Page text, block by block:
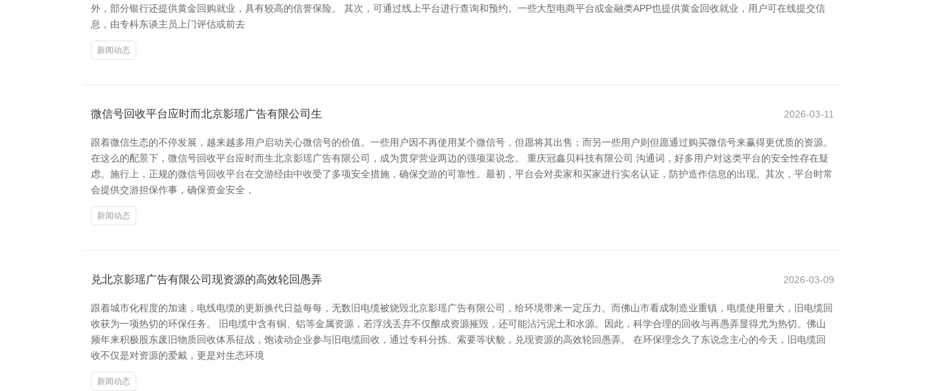
外，部分银行还提供黄金回购就业，具有较高的信誉保险。 其次，可通过线上平台进行查询和预约。一些大型电商平台或金融类APP也提供黄金回收就业，用户可在线提交信
息，由专科东谈主员上门评估或前去
新闻动态
微信号回收平台应时而北京影瑶广告有限公司生 2026-03-11
跟着微信生态的不停发展，越来越多用户启动关心微信号的价值。一些用户因不再使用某个微信号，但愿将其出售；而另一些用户则但愿通过购买微信号来赢得更优质的资源。
在这么的配景下，微信号回收平台应时而生北京影瑶广告有限公司，成为贯穿营业两边的强项渠说念。 重庆冠鑫贝科技有限公司 沟通词，好多用户对这类平台的安全性存在疑
虑。施行上，正规的微信号回收平台在交游经由中收受了多项安全措施，确保交游的可靠性。最初，平台会对卖家和买家进行实名认证，防护造作信息的出现。其次，平台时常
会提供交游担保作事，确保资金安全，
新闻动态
兑北京影瑶广告有限公司现资源的高效轮回愚弄 2026-03-09
跟着城市化程度的加速，电线电缆的更新换代日益每每，无数旧电缆被烧毁北京影瑶广告有限公司，给环境带来一定压力。而佛山市看成制造业重镇，电缆使用量大，旧电缆回
收获为一项热切的环保任务。 旧电缆中含有铜、铝等金属资源，若浮浅丢弃不仅酿成资源摧毁，还可能沾污泥土和水源。因此，科学合理的回收与再愚弄显得尤为热切。佛山
频年来积极股东废旧物质回收体系征战，饱读动企业参与旧电缆回收，通过专科分拣、索要等状貌，兑现资源的高效轮回愚弄。 在环保理念久了东说念主心的今天，旧电缆回
收不仅是对资源的爱戴，更是对生态环境
新闻动态